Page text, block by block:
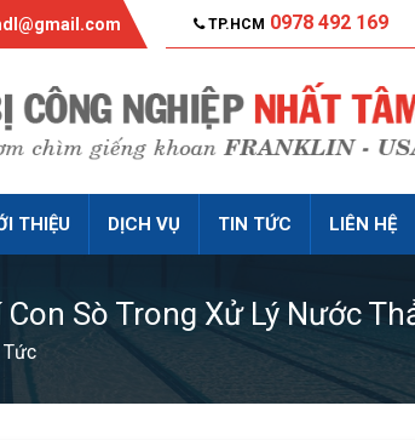
TP.HCM 0978 492 169
THIỆU DỊCH VỤ TIN TỨC LIÊN HỆ
Sò Trong Xử Lý Nước
Tức